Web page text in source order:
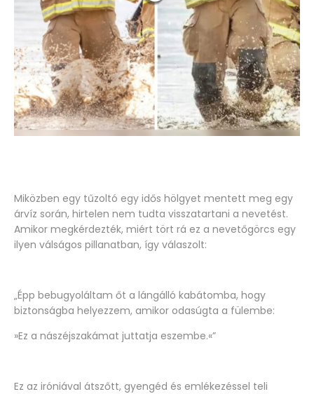
Miközben egy tűzoltó egy idős hölgyet mentett meg egy
árvíz során, hirtelen nem tudta visszatartani a nevetést.
Amikor megkérdezték, miért tört rá ez a nevetőgörcs egy
ilyen válságos pillanatban, így válaszolt:
„Épp bebugyoláltam őt a lángálló kabátomba, hogy
biztonságba helyezzem, amikor odasúgta a fülembe:
»Ez a nászéjszakámat juttatja eszembe.«”
Ez az iróniával átszőtt, gyengéd és emlékezéssel teli